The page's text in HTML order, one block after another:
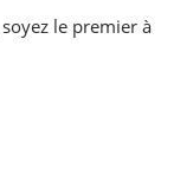
le premier à